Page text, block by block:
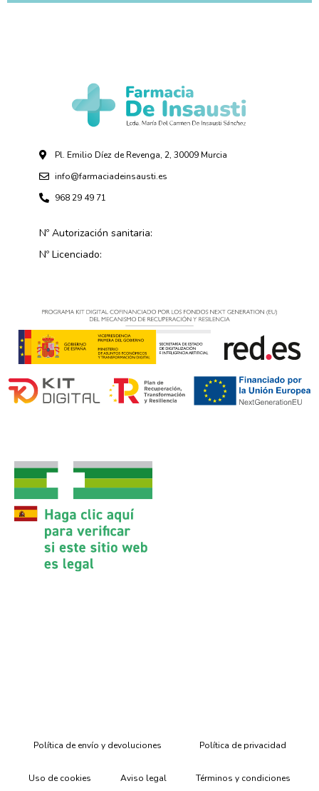
Pl. Emilio Díez de Revenga, 2, 30009 Murcia
info@farmaciadeinsausti.es
968 29 49 71
Nº Autorización sanitaria:
Nº Licenciado:
Política de envío y devoluciones Política de privacidad
Uso de cookies Aviso legal Términos y condiciones